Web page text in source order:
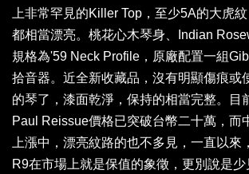
上非常罕見的Killer Top，至少5A的大虎
都相當漂亮。桃花心木琴身、Indian
規格為'59 Neck Profile，原廠配置一組
拾音器。近全新收藏品，沒有明顯傷痕或
的琴了，漆面乾淨，保持的相當完整。目
Paul Reissue價格已突破台幣二十萬，而
上漲中，漂亮紋路的也不多見，一直以來
R9在市場上就是保值的象徵，更別說是